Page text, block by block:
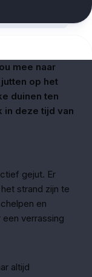
mee naar
op het
duinen ten
in deze tijd van
gejut. Er
strand zijn te
en
verrassing
altijd